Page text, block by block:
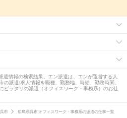
遣情報の検索結果。エン派遣は、エンが運営する人
派遣/求人情報を職種、勤務地、時給、勤務時間、
ピッタリの派遣（オフィスワーク・事務系）のお仕
市 広島県呉市 オフィスワーク・事務系の派遣の仕事一覧